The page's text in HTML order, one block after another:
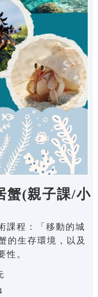
蟹(親子課/小
課程：「移動的城
的生存環境，以及
性。